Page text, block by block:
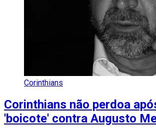
Corinthians
Corinthians não perdoa
'boicote' contra Augusto